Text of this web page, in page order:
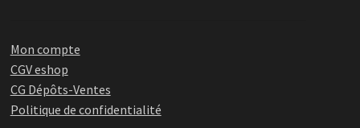
Mon compte
CGV eshop
CG Dépôts-Ventes
Politique de confidentialité